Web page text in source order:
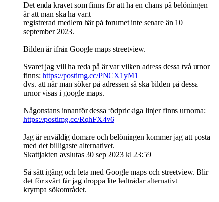
Det enda kravet som finns för att ha en chans på belöningen
är att man ska ha varit
registrerad medlem här på forumet inte senare än 10
september 2023.
Bilden är ifrån Google maps streetview.
Svaret jag vill ha reda på är var vilken adress dessa två urnor
finns: https://postimg.cc/PNCX1yM1
dvs. att när man söker på adressen så ska bilden på dessa
urnor visas i google maps.
Någonstans innanför dessa rödprickiga linjer finns urnorna:
https://postimg.cc/RqhFX4v6
Jag är enväldig domare och belöningen kommer jag att posta
med det billigaste alternativet.
Skattjakten avslutas 30 sep 2023 kl 23:59
Så sätt igång och leta med Google maps och streetview. Blir
det för svårt får jag droppa lite ledtrådar alternativt
krympa sökområdet.